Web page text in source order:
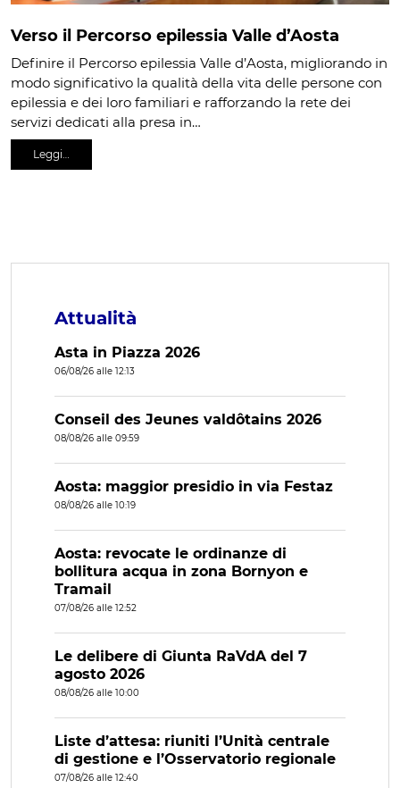
Verso il Percorso epilessia Valle d’Aosta
Definire il Percorso epilessia Valle d’Aosta, migliorando in
modo significativo la qualità della vita delle persone con
epilessia e dei loro familiari e rafforzando la rete dei
servizi dedicati alla presa in…
Leggi…
Attualità
Asta in Piazza 2026
06/08/26 alle 12:13
Conseil des Jeunes valdôtains 2026
08/08/26 alle 09:59
Aosta: maggior presidio in via Festaz
08/08/26 alle 10:19
Aosta: revocate le ordinanze di
bollitura acqua in zona Bornyon e
Tramail
07/08/26 alle 12:52
Le delibere di Giunta RaVdA del 7
agosto 2026
08/08/26 alle 10:00
Liste d’attesa: riuniti l’Unità centrale
di gestione e l’Osservatorio regionale
07/08/26 alle 12:40